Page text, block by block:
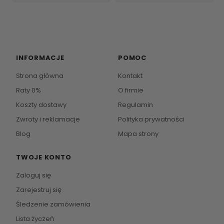
INFORMACJE
Strona główna
Raty 0%
Koszty dostawy
Zwroty i reklamacje
Blog
POMOC
Kontakt
O firmie
Regulamin
Polityka prywatności
Mapa strony
TWOJE KONTO
Zaloguj się
Zarejestruj się
Śledzenie zamówienia
Lista życzeń